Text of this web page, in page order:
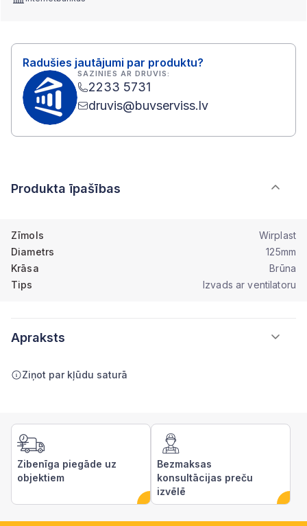
Radušies jautājumi par produktu?
SAZINIES AR DRUVIS:
2233 5731
druvis@buvserviss.lv
Produkta īpašības
Zīmols
Wirplast
Diametrs
125mm
Krāsa
Brūna
Tips
Izvads ar ventilatoru
Apraksts
Ziņot par kļūdu saturā
Zibenīga piegāde uz
objektiem
Bezmaksas
konsultācijas preču
izvēlē